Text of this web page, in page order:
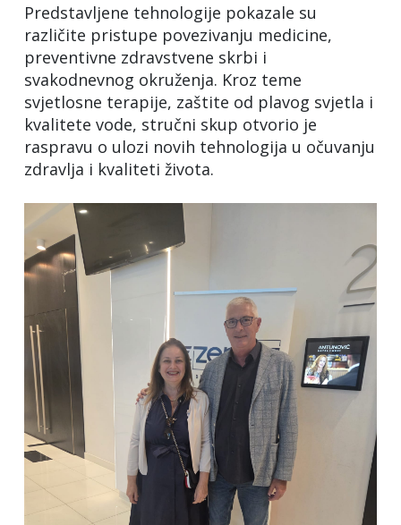
Predstavljene tehnologije pokazale su
različite pristupe povezivanju medicine,
preventivne zdravstvene skrbi i
svakodnevnog okruženja. Kroz teme
svjetlosne terapije, zaštite od plavog svjetla i
kvalitete vode, stručni skup otvorio je
raspravu o ulozi novih tehnologija u očuvanju
zdravlja i kvaliteti života.